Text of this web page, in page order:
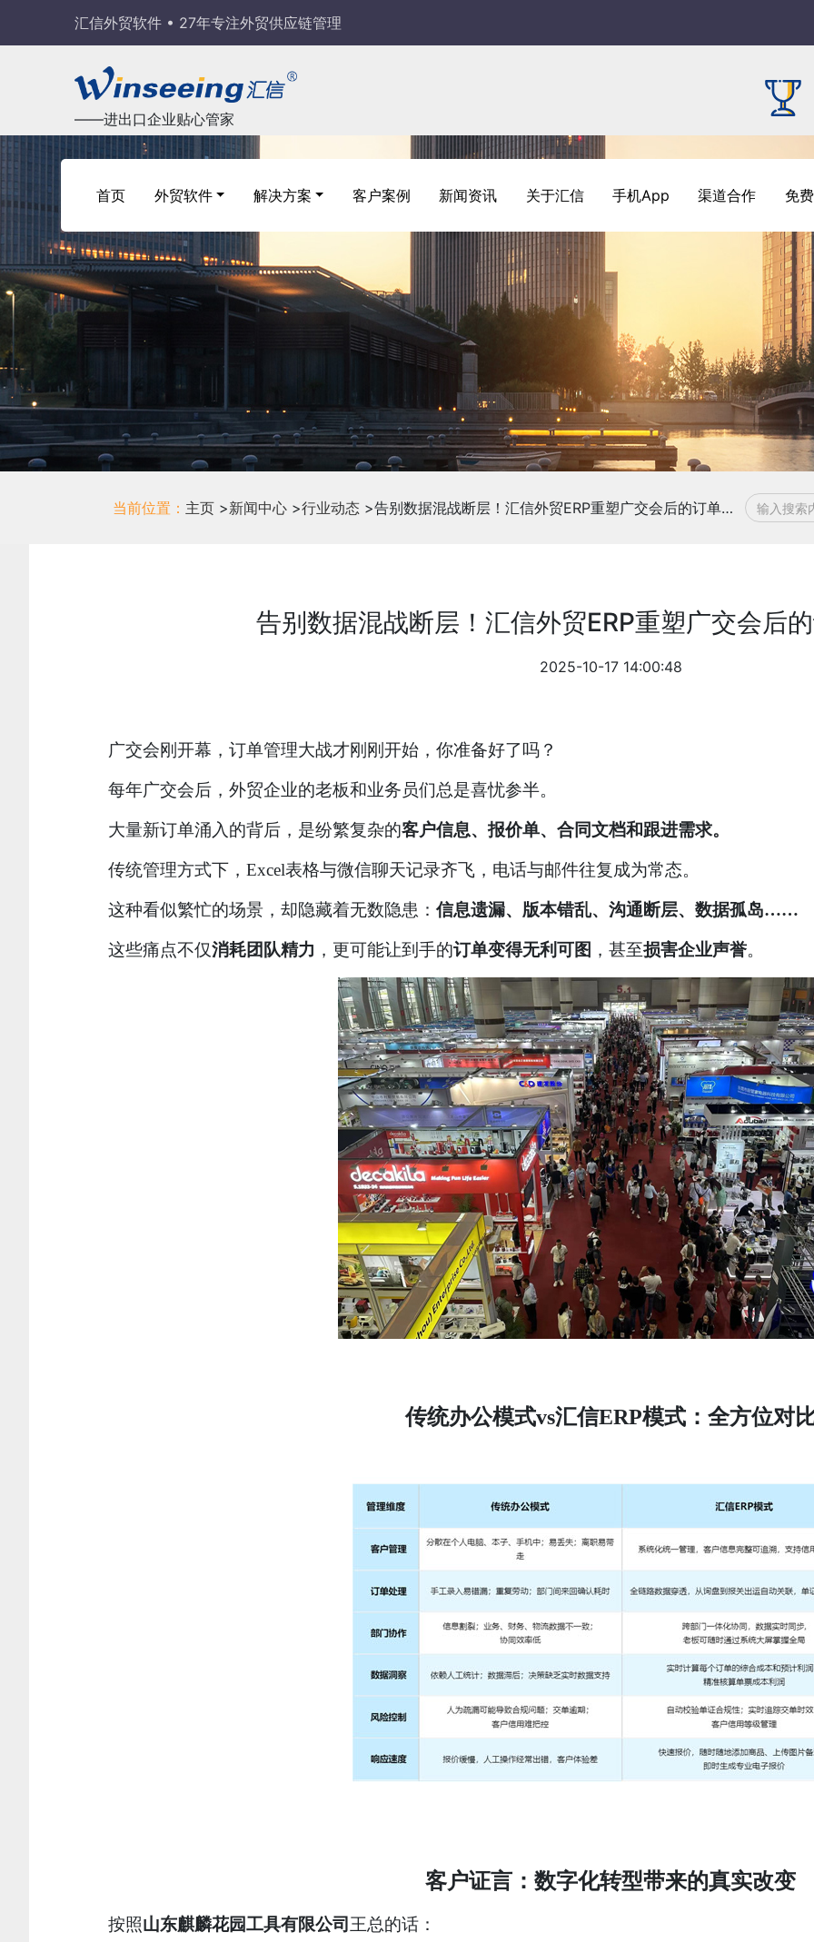
汇信外贸软件 • 27年专注外贸供应链管理
——进出口企业贴心管家
首页 外贸软件 解决方案 客户案例 新闻资讯 关于汇信 手机App 渠道合作 免
当前位置： 主页 >新闻中心 >行业动态 > 告别数据混战断层！汇信外贸ERP重塑广交会后的订单处理流程
告别数据混战断层！汇信外贸ERP重塑广交会后
2025-10-17 14:00:48
广交会刚开幕，订单管理大战才刚刚开始，你准备好了吗？
每年广交会后，外贸企业的老板和业务员们总是喜忧参半。
大量新订单涌入的背后，是纷繁复杂的客户信息、报价单、合同文档和跟进需求。
传统管理方式下，Excel表格与微信聊天记录齐飞，电话与邮件往复成为常态。
这种看似繁忙的场景，却隐藏着无数隐患： 信息遗漏、版本错乱、沟通断层、数据孤岛……
这些痛点不仅消耗团队精力 ，更可能让到手的订单变得无利可图 ，甚至损害企业声誉。
传统办公模式vs汇信ERP模式：全方位对
客户证言：数字化转型带来的真实改变
按照山东麒麟花园工具有限公司 王总的话：